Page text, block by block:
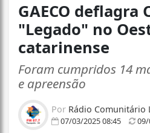
GAECO deflagra
"Legado" no
catarinense
Foram cumpridos 14
e apreensão
Por Rádio Comunitário
07/03/2025 08:45 09/